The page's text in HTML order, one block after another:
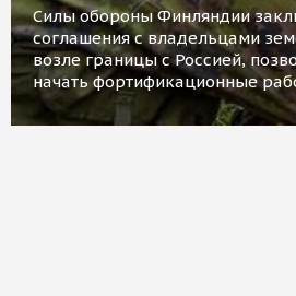
Силы обороны Финляндии
соглашения с владельцами
возле границы с Россией,
начать фортификационные